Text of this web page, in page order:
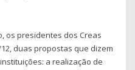
os presidentes dos Creas
duas propostas que dizem
a realização de